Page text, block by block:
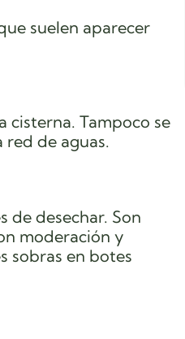
suelen aparecer
cisterna. Tampoco se
de aguas.
de desechar. Son
moderación y
sobras en botes